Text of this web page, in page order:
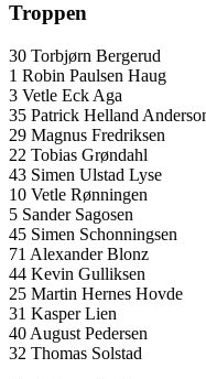
Troppen
30 Torbjørn Bergerud
1 Robin Paulsen Haug
3 Vetle Eck Aga
35 Patrick Helland
29 Magnus Fredriksen
22 Tobias Grøndahl
43 Simen Ulstad Lyse
10 Vetle Rønningen
5 Sander Sagosen
45 Simen Schonningsen
71 Alexander Blonz
44 Kevin Gulliksen
25 Martin Hernes Hovde
31 Kasper Lien
40 August Pedersen
32 Thomas Solstad